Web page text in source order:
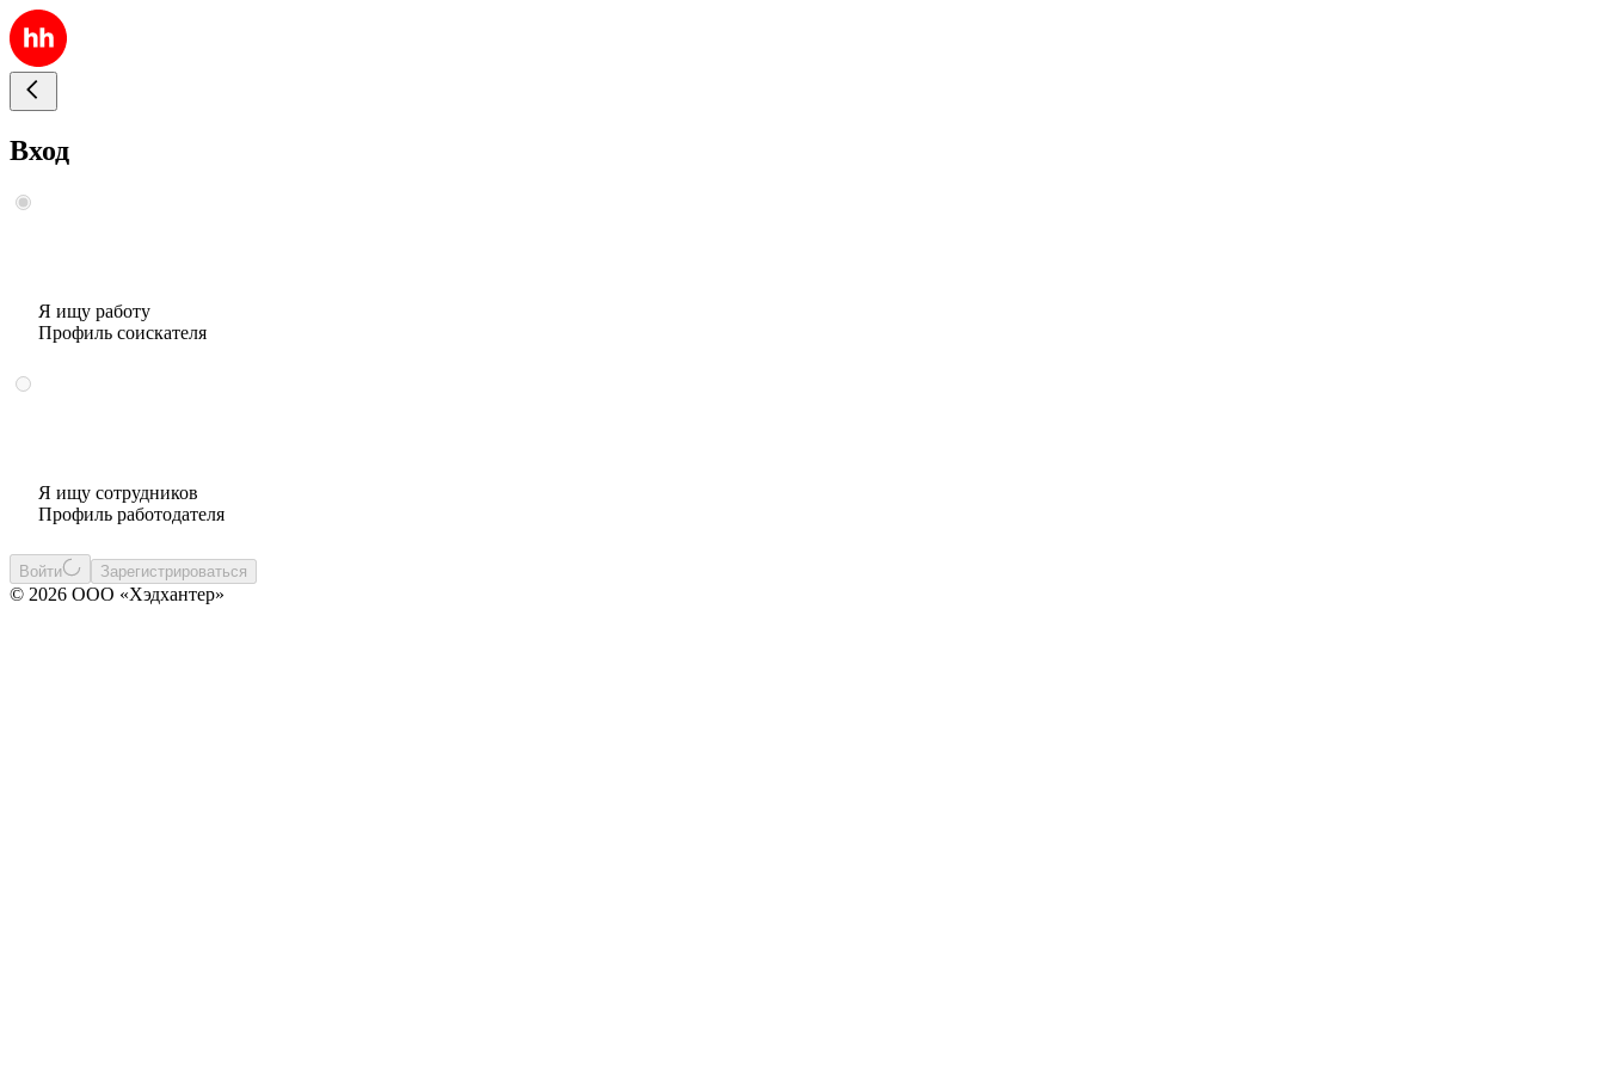
Вход
Я ищу работу
Профиль соискателя
Я ищу сотрудников
Профиль работодателя
Войти Зарегистрироваться
© 2026 ООО «Хэдхантер»